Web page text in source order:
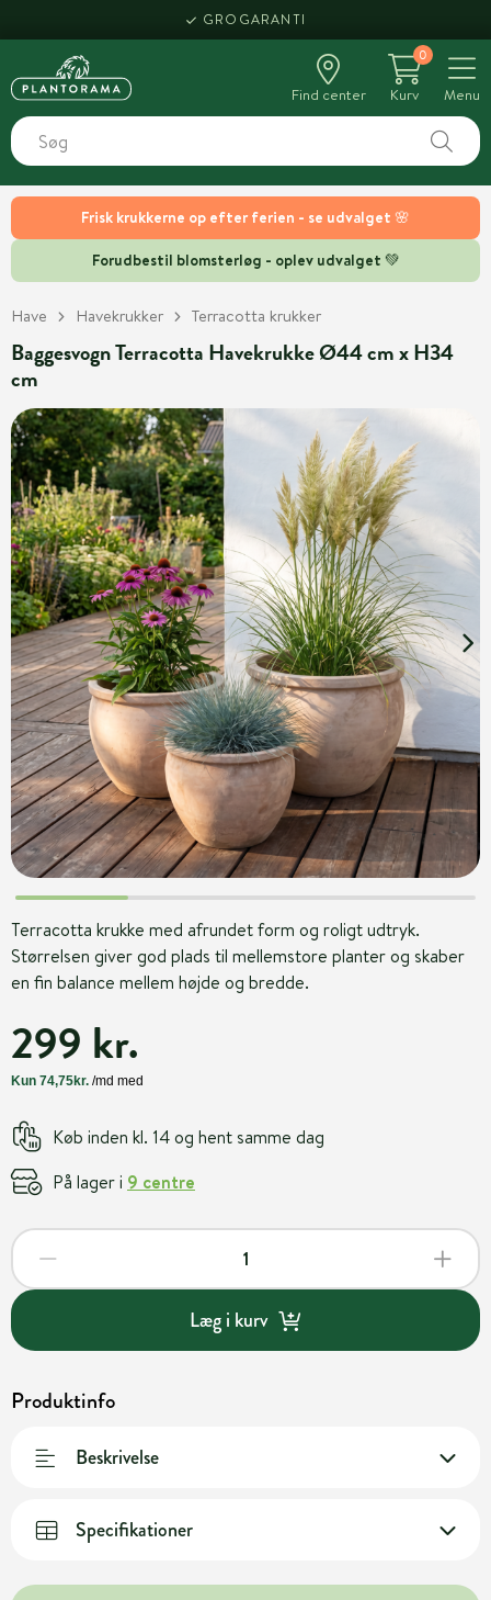
Frisk krukkerne op efter ferien - se udvalget 🌸
Forudbestil blomsterløg - oplev udvalget 💚
GROGARANTI
Find center
0
Kurv
Menu
Have Havekrukker Terracotta krukker
Baggesvogn Terracotta Havekrukke Ø44 cm x H34
cm
Terracotta krukke med afrundet form og roligt udtryk.
Størrelsen giver god plads til mellemstore planter og skaber
en fin balance mellem højde og bredde.
299 kr.
Køb inden kl. 14 og hent samme dag
På lager i 9 centre
Læg i kurv
Produktinfo
Beskrivelse
Specifikationer